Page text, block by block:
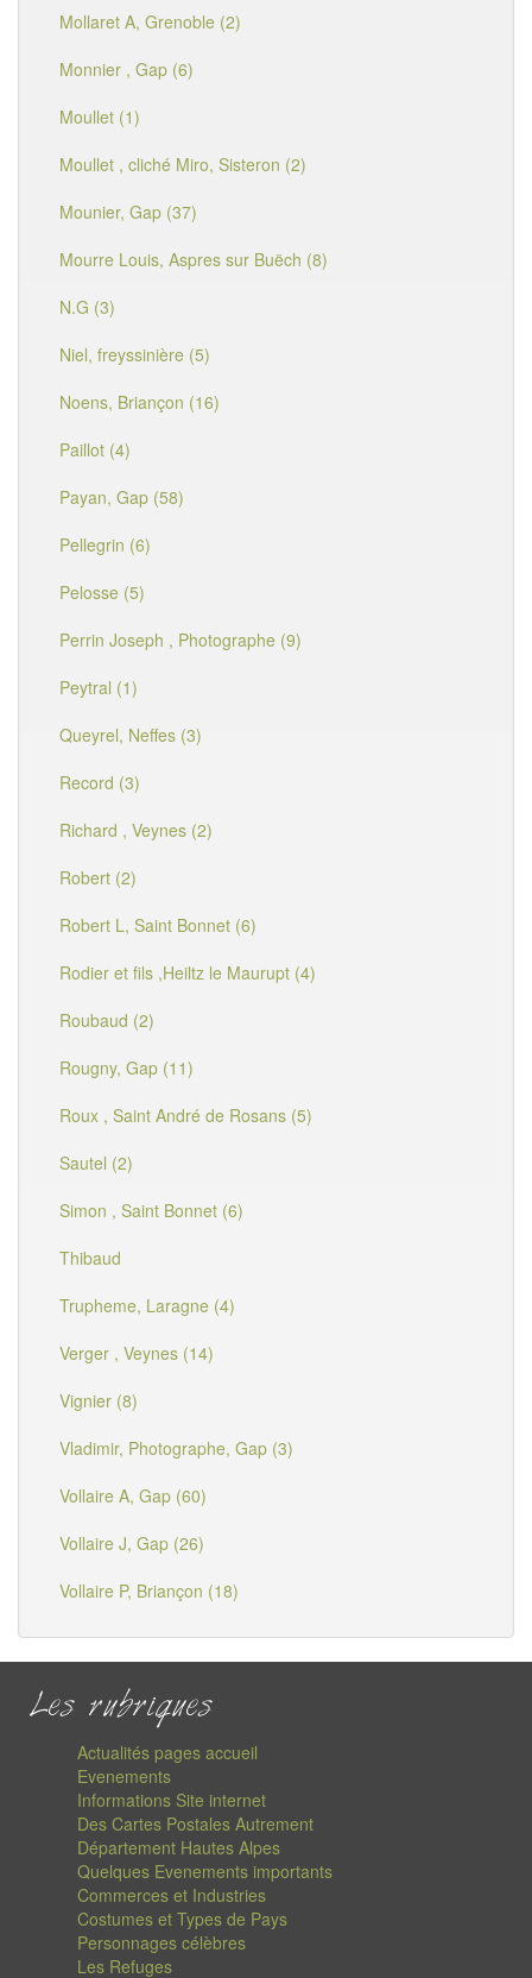
Mollaret A, Grenoble (2)
Monnier , Gap (6)
Moullet (1)
Moullet , cliché Miro, Sisteron (2)
Mounier, Gap (37)
Mourre Louis, Aspres sur Buëch (8)
N.G (3)
Niel, freyssinière (5)
Noens, Briançon (16)
Paillot (4)
Payan, Gap (58)
Pellegrin (6)
Pelosse (5)
Perrin Joseph , Photographe (9)
Peytral (1)
Queyrel, Neffes (3)
Record (3)
Richard , Veynes (2)
Robert (2)
Robert L, Saint Bonnet (6)
Rodier et fils ,Heiltz le Maurupt (4)
Roubaud (2)
Rougny, Gap (11)
Roux , Saint André de Rosans (5)
Sautel (2)
Simon , Saint Bonnet (6)
Thibaud
Trupheme, Laragne (4)
Verger , Veynes (14)
Vignier (8)
Vladimir, Photographe, Gap (3)
Vollaire A, Gap (60)
Vollaire J, Gap (26)
Vollaire P, Briançon (18)
Les rubriques
Actualités pages accueil
Evenements
Informations Site internet
Des Cartes Postales Autrement
Département Hautes Alpes
Quelques Evenements importants
Commerces et Industries
Costumes et Types de Pays
Personnages célèbres
Les Refuges